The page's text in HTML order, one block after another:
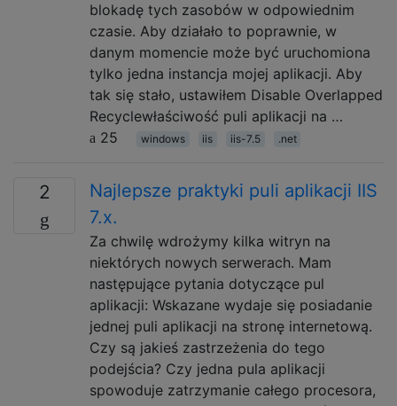
blokadę tych zasobów w odpowiednim
czasie. Aby działało to poprawnie, w
danym momencie może być uruchomiona
tylko jedna instancja mojej aplikacji. Aby
tak się stało, ustawiłem Disable Overlapped
Recyclewłaściwość puli aplikacji na …
25
windows iis iis-7.5 .net
2
Najlepsze praktyki puli aplikacji IIS
7.x.
Za chwilę wdrożymy kilka witryn na
niektórych nowych serwerach. Mam
następujące pytania dotyczące pul
aplikacji: Wskazane wydaje się posiadanie
jednej puli aplikacji na stronę internetową.
Czy są jakieś zastrzeżenia do tego
podejścia? Czy jedna pula aplikacji
spowoduje zatrzymanie całego procesora,